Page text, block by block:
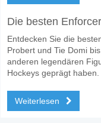
Die besten
Entdecken Sie die
Probert und Tie Domi
anderen legendären
Hockeys geprägt haben.
Weiterlesen